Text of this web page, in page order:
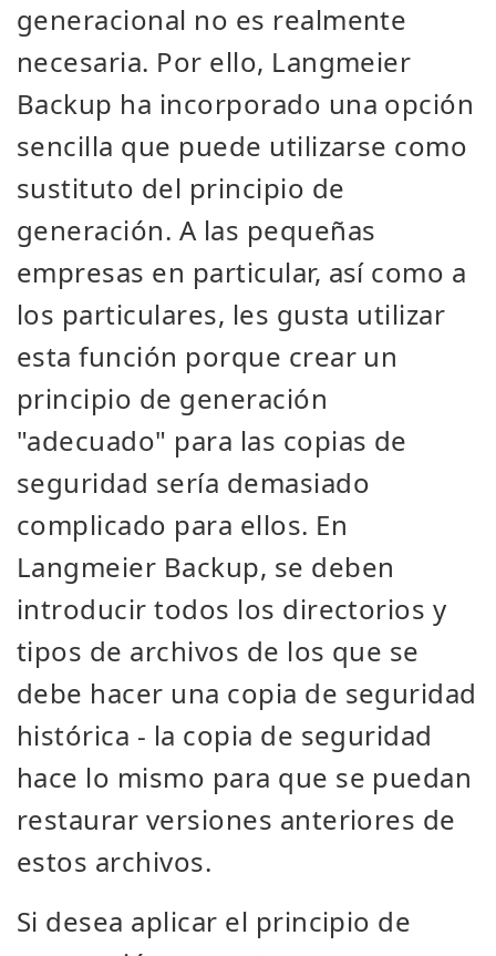
generacional no es realmente
necesaria. Por ello, Langmeier
Backup ha incorporado una opción
sencilla que puede utilizarse como
sustituto del principio de
generación. A las pequeñas
empresas en particular, así como a
los particulares, les gusta utilizar
esta función porque crear un
principio de generación
"adecuado" para las copias de
seguridad sería demasiado
complicado para ellos. En
Langmeier Backup, se deben
introducir todos los directorios y
tipos de archivos de los que se
debe hacer una copia de seguridad
histórica - la copia de seguridad
hace lo mismo para que se puedan
restaurar versiones anteriores de
estos archivos.
Si desea aplicar el principio de